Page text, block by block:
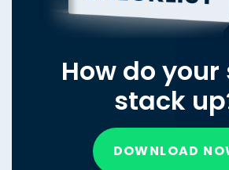
How do
stack
DOWNLOAD